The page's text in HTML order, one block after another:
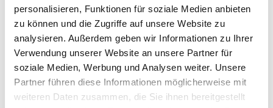
personalisieren, Funktionen für soziale Medien anbieten
zu können und die Zugriffe auf unsere Website zu
analysieren. Außerdem geben wir Informationen zu Ihrer
Verwendung unserer Website an unsere Partner für
soziale Medien, Werbung und Analysen weiter. Unsere
Partner führen diese Informationen möglicherweise mit
weiteren Daten zusammen, die Sie ihnen bereitgestellt